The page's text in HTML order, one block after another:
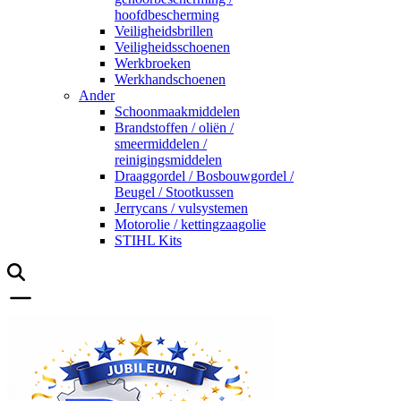
hoofdbescherming
Veiligheidsbrillen
Veiligheidsschoenen
Werkbroeken
Werkhandschoenen
Ander
Schoonmaakmiddelen
Brandstoffen / oliën /
smeermiddelen /
reinigingsmiddelen
Draaggordel / Bosbouwgordel /
Beugel / Stootkussen
Jerrycans / vulsystemen
Motorolie / kettingzaagolie
STIHL Kits